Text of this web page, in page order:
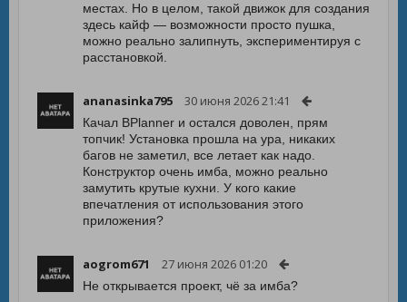
местах. Но в целом, такой движок для создания
здесь кайф — возможности просто пушка,
можно реально залипнуть, экспериментируя с
расстановкой.
ananasinka795 30 июня 2026 21:41
Качал BPlanner и остался доволен, прям
топчик! Установка прошла на ура, никаких
багов не заметил, все летает как надо.
Конструктор очень имба, можно реально
замутить крутые кухни. У кого какие
впечатления от использования этого
приложения?
aogrom671 27 июня 2026 01:20
Не открывается проект, чё за имба?